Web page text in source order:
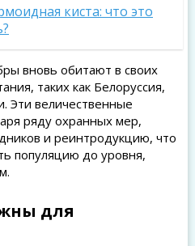
киста: что это
вновь обитают в своих
таких как Белоруссия,
Эти величественные
ряду охранных мер,
и реинтродукцию, что
популяцию до уровня,
для